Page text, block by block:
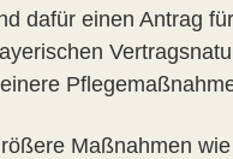
dafür einen Antrag
Maßnahmen